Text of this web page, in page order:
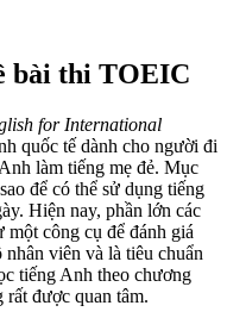
bài thi TOEIC
for International
quốc tế dành cho người đi
làm tiếng mẹ đẻ. Mục
để có thể sử dụng tiếng
Hiện nay, phần lớn các
công cụ để đánh giá
viên và là tiêu chuẩn
tiếng Anh theo chương
được quan tâm.